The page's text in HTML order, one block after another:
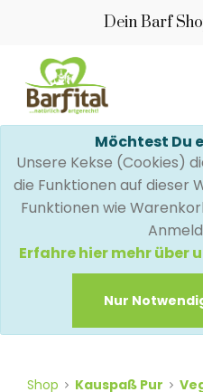
Dein Barf
Möchtest Du
Unsere Kekse (Cookies)
die Funktionen auf dieser
Funktionen wie
Erfahre hier mehr über
Nur
Shop Kauspaß Pur